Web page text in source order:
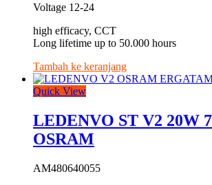
Voltage 12-24
high efficacy, CCT
Long lifetime up to 50.000 hours
Tambah ke keranjang
Quick View
LEDENVO ST V2 20W
OSRAM
AM480640055